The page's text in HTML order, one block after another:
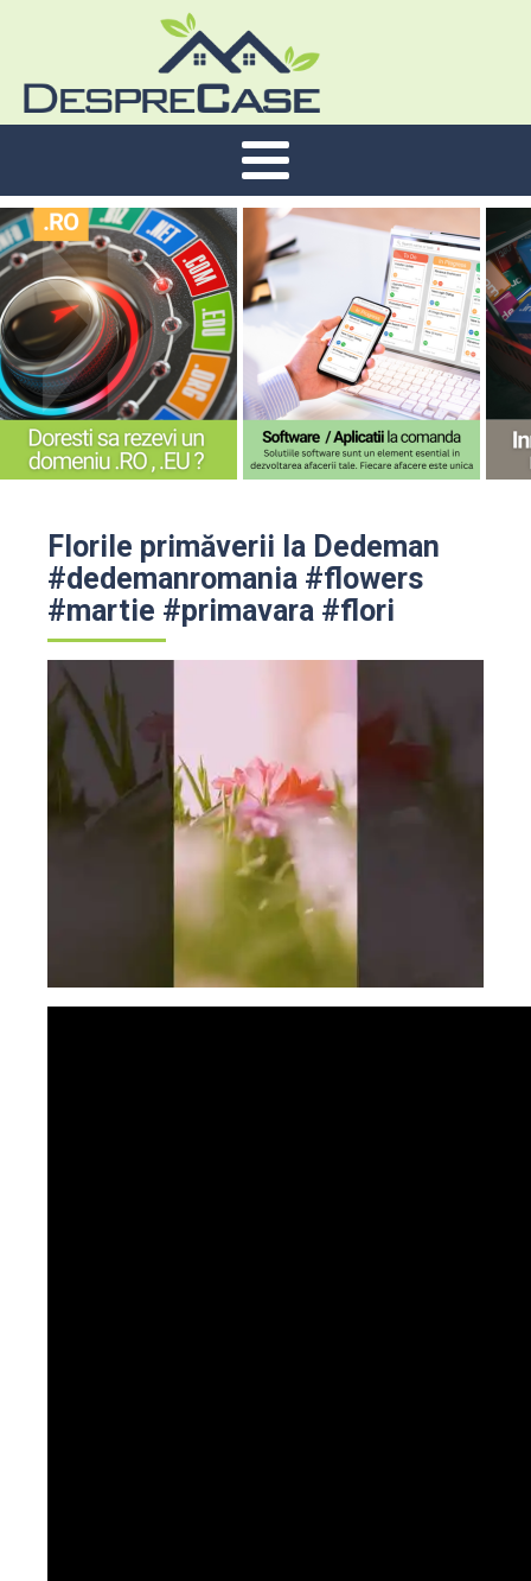
Florile primăverii la Dedeman
#dedemanromania #flowers
#martie #primavara #flori